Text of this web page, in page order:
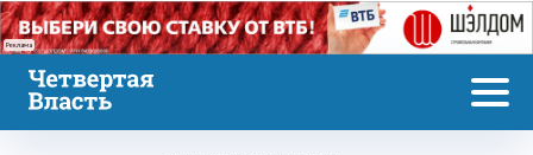
Реклама